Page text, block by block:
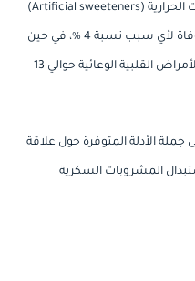
المحلاة بالمواد المحلية قليلة السعرات الحرارية (Artificial sweeteners)
وزيادة خطر الوفاة، فلم يتجاوز خطر الوفاة لأي سبب نسبة 4 %، في حين
بلغت الزيادة في نسبة الوفاة بسبب الأمراض القلبية الوعائية حوالي 13
جملة الأدلة المتوفرة حول علاقة
المشروبات السكرية